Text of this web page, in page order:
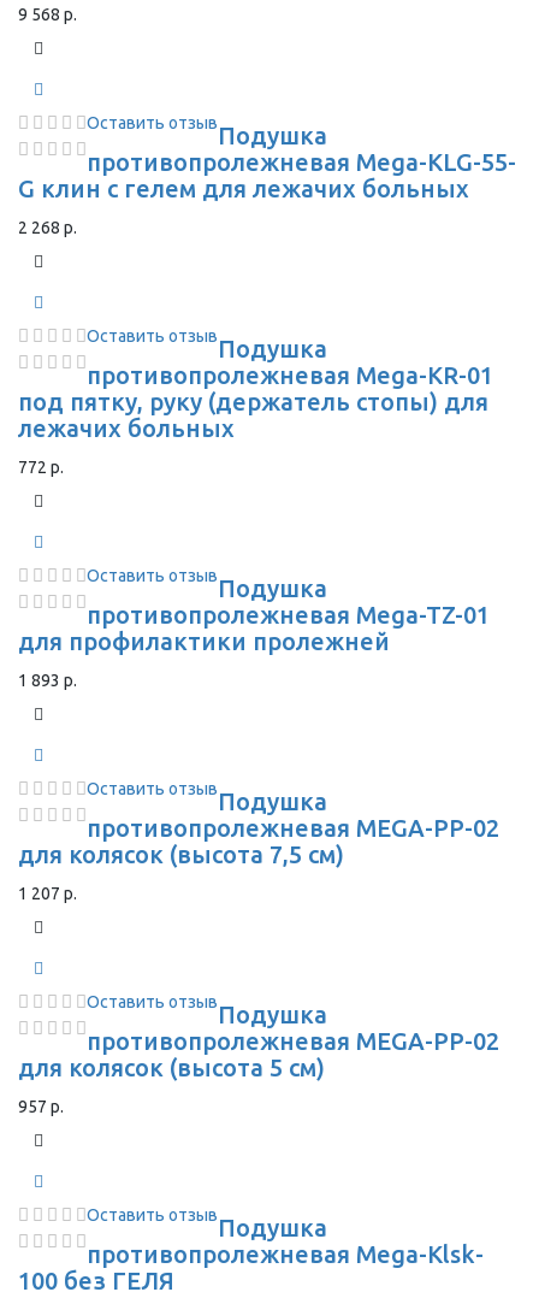
9 568 р.
Оставить отзывПодушка
противопролежневая Mega-KLG-55-
G клин с гелем для лежачих больных
2 268 р.
Оставить отзывПодушка
противопролежневая Mega-KR-01
под пятку, руку (держатель стопы) для
лежачих больных
772 р.
Оставить отзывПодушка
противопролежневая Mega-TZ-01
для профилактики пролежней
1 893 р.
Оставить отзывПодушка
противопролежневая MEGA-PP-02
для колясок (высота 7,5 см)
1 207 р.
Оставить отзывПодушка
противопролежневая MEGA-PP-02
для колясок (высота 5 см)
957 р.
Оставить отзывПодушка
противопролежневая Mega-Klsk-
100 без ГЕЛЯ